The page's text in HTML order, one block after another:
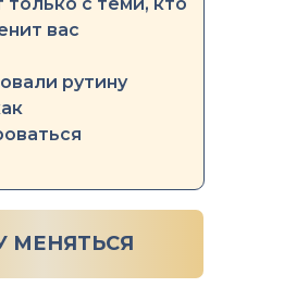
вас
рутину
МЕНЯТЬСЯ